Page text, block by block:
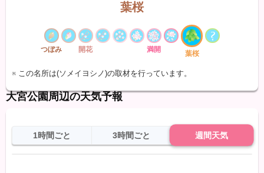
葉桜
つぼみ 開花 満開 葉桜
※ この名所は(ソメイヨシノ)の取材を行っています。
大宮公園周辺の天気予報
1時間ごと 3時間ごと 週間天気